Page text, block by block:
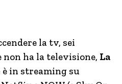
la tv, sei
ha la televisione, La
è in streaming su